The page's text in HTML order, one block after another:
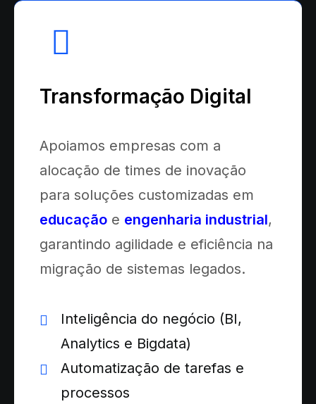
Transformação Digital
Apoiamos empresas com a
alocação de times de inovação
para soluções customizadas em
educação e engenharia industrial,
garantindo agilidade e eficiência na
migração de sistemas legados.
Inteligência do negócio (BI,
Analytics e Bigdata)
Automatização de tarefas e
processos